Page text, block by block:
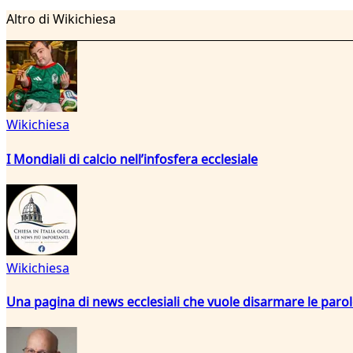
Altro di Wikichiesa
Wikichiesa
I Mondiali di calcio nell’infosfera ecclesiale
Wikichiesa
Una pagina di news ecclesiali che vuole disarmare le